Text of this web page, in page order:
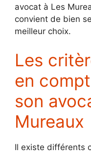
avocat à Les
convient de bien
meilleur choix.
Les
en
son
Mureaux
Il existe différents